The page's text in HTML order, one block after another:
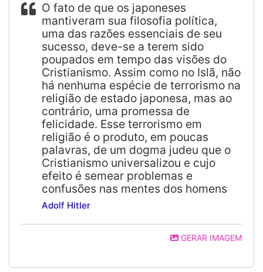
O fato de que os japoneses
mantiveram sua filosofia política,
uma das razões essenciais de seu
sucesso, deve-se a terem sido
poupados em tempo das visões do
Cristianismo. Assim como no Islã, não
há nenhuma espécie de terrorismo na
religião de estado japonesa, mas ao
contrário, uma promessa de
felicidade. Esse terrorismo em
religião é o produto, em poucas
palavras, de um dogma judeu que o
Cristianismo universalizou e cujo
efeito é semear problemas e
confusões nas mentes dos homens
Adolf Hitler
GERAR IMAGEM